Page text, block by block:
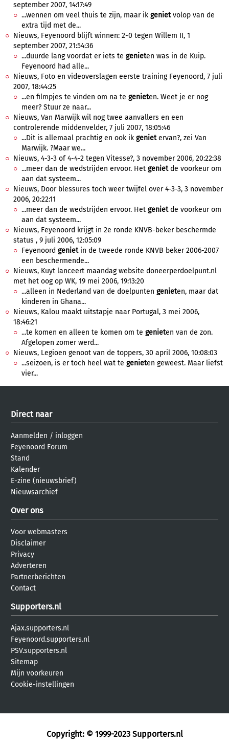
september 2007, 14:17:49
...wennen om veel thuis te zijn, maar ik genietvolop van de
extra tijd met de...
Nieuws, Feyenoord blijft winnen: 2-0 tegen Willem II, 1
september 2007, 21:54:36
...duurde lang voordat er iets te genieten was in de Kuip.
Feyenoord had alle...
Nieuws, Foto en videoverslagen eerste training Feyenoord, 7 juli
2007, 18:44:25
...en filmpjes te vinden om na te genieten. Weet je er nog
meer? Stuur ze naar...
Nieuws, Van Marwijk wil nog twee aanvallers en een
controlerende middenvelder, 7 juli 2007, 18:05:46
...Dit is allemaal prachtig en ook ik genietervan?, zei Van
Marwijk. ?Maar we...
Nieuws, 4-3-3 of 4-4-2 tegen Vitesse?, 3 november 2006, 20:22:38
...meer dan de wedstrijden ervoor. Het genietde voorkeur om
aan dat systeem...
Nieuws, Door blessures toch weer twijfel over 4-3-3, 3 november
2006, 20:22:11
...meer dan de wedstrijden ervoor. Het genietde voorkeur om
aan dat systeem...
Nieuws, Feyenoord krijgt in 2e ronde KNVB-beker beschermde
status , 9 juli 2006, 12:05:09
Feyenoord genietin de tweede ronde KNVB beker 2006-2007
een beschermende...
Nieuws, Kuyt lanceert maandag website doneerperdoelpunt.nl
met het oog op WK, 19 mei 2006, 19:13:20
...alleen in Nederland van de doelpunten genieten, maar dat
kinderen in Ghana...
Nieuws, Kalou maakt uitstapje naar Portugal, 3 mei 2006,
18:46:21
...te komen en alleen te komen om te genieten van de zon.
Afgelopen zomer werd...
Nieuws, Legioen genoot van de toppers, 30 april 2006, 10:08:03
...seizoen, is er toch heel wat te genieten geweest. Maar liefst
vier...
Direct naar
Aanmelden / inloggen
Feyenoord Forum
Stand
Kalender
E-zine (nieuwsbrief)
Nieuwsarchief
Over ons
Voor webmasters
Disclaimer
Privacy
Adverteren
Partnerberichten
Contact
Supporters.nl
Ajax.supporters.nl
Feyenoord.supporters.nl
PSV.supporters.nl
Sitemap
Mijn voorkeuren
Cookie-instellingen
Copyright: © 1999-2023 Supporters.nl